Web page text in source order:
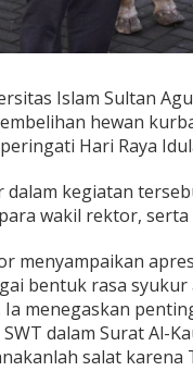
Islam Sultan
hewan
Hari Raya
dalam kegiatan
wakil rektor,
menyampaikan
bentuk rasa
Ia menegaskan
dalam Surat Al-
salat karena